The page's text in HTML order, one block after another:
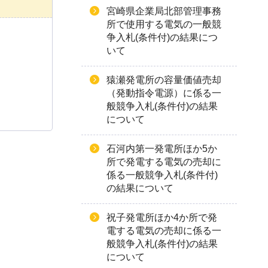
宮崎県企業局北部管理事務
所で使用する電気の一般競
争入札(条件付)の結果につ
いて
猿瀬発電所の容量価値売却
（発動指令電源）に係る一
般競争入札(条件付)の結果
について
石河内第一発電所ほか5か
所で発電する電気の売却に
係る一般競争入札(条件付)
の結果について
祝子発電所ほか4か所で発
電する電気の売却に係る一
般競争入札(条件付)の結果
について